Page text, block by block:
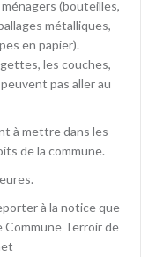
(bouteilles,
métalliques,
en papier).
les couches,
pas aller au
à mettre dans les
de la commune.
à la notice que
Commune Terroir de